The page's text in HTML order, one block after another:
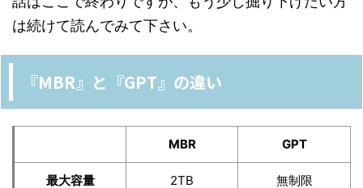
は続けて読んでみて下さい。
『MBR』と『GPT』の違い
MBR GPT
最大容量 2TB 無制限